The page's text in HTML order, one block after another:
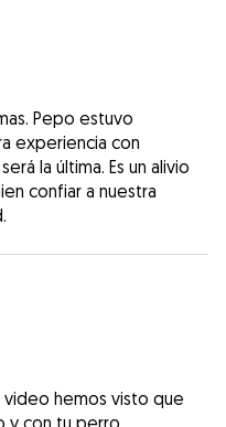
Pepo estuvo
experiencia con
la última. Es un alivio
confiar a nuestra
video hemos visto que
y con tu perro